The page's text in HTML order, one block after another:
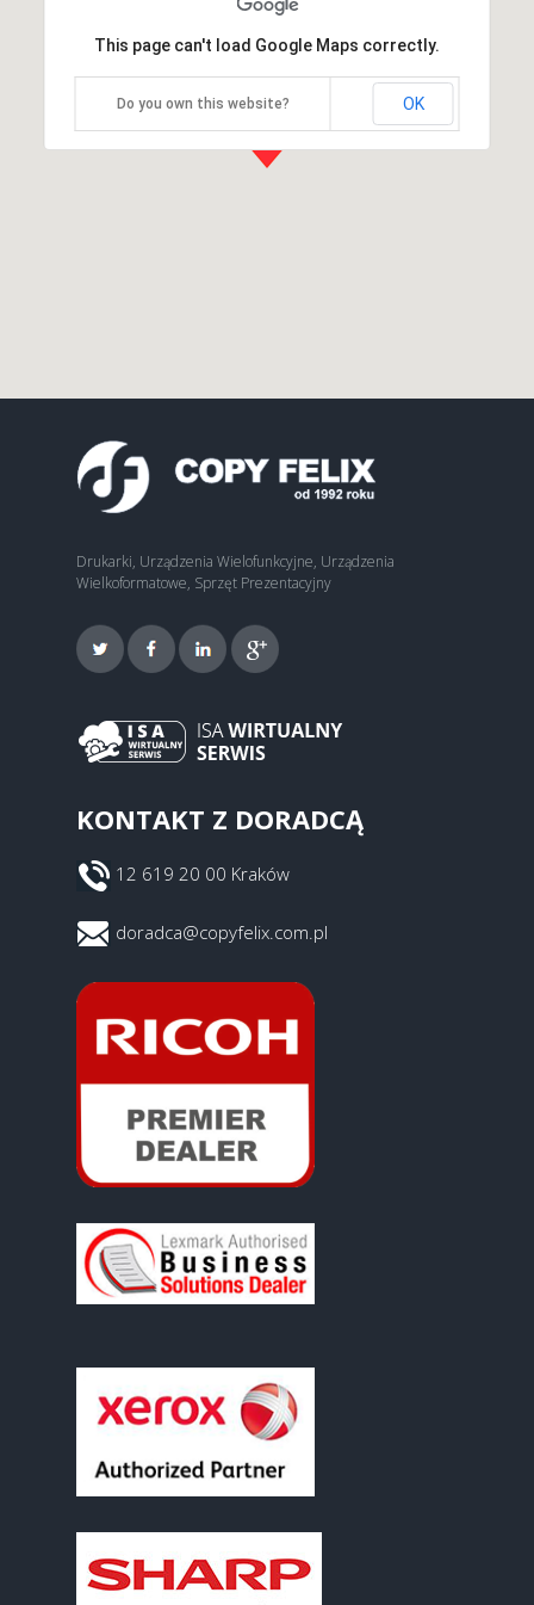
This page can't load Google Maps correctly.
Do you own this website? OK
Drukarki, Urządzenia Wielofunkcyjne, Urządzenia
Wielkoformatowe, Sprzęt Prezentacyjny
KONTAKT Z DORADCĄ
12 619 20 00 Kraków
doradca@copyfelix.com.pl